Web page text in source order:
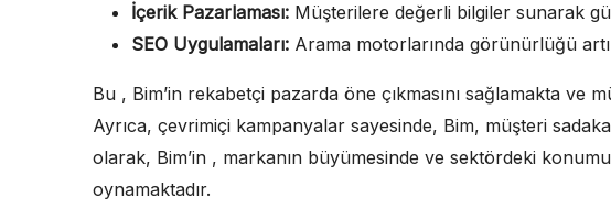
İçerik Pazarlaması: Müşterilere değerli bilgiler sunarak
SEO Uygulamaları: Arama motorlarında görünürlüğü
Bu , Bim’in rekabetçi pazarda öne çıkmasını sağlamakta ve
Ayrıca, çevrimiçi kampanyalar sayesinde, Bim, müşteri
olarak, Bim’in , markanın büyümesinde ve sektördeki
oynamaktadır.